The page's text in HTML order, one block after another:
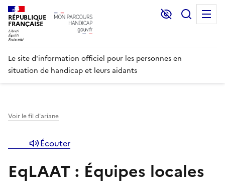
RÉPUBLIQUE
FRANÇAISE
Lecture et
Le site d'information officiel pour les personnes en
situation de handicap et leurs aidants
Voir le fil d'ariane
Écouter
EqLAAT : Équipes locales